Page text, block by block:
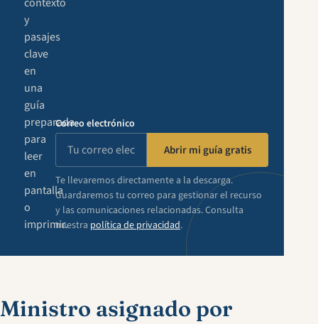
y
pasajes
clave
en
una
guía
preparada
para
leer
en
pantalla
o
imprimir.
Correo electrónico
Abrir mi guía gratis
Te llevaremos directamente a la descarga.
Guardaremos tu correo para gestionar el recurso
y las comunicaciones relacionadas. Consulta
nuestra política de privacidad.
Ministro asignado por